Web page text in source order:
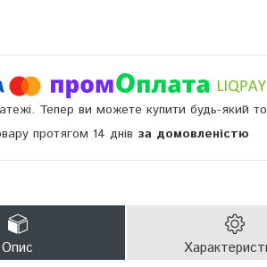
Тепер ви можете купити будь-який
протягом 14 днів за домовленістю
Опис